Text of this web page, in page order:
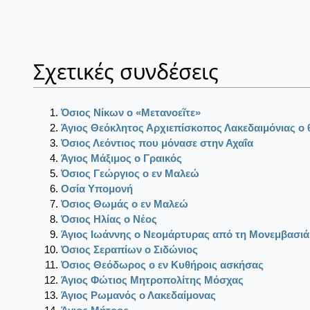
Σχετικές συνδέσεις
Όσιος Νίκων ο «Μετανοεῖτε»
Άγιος Θεόκλητος Αρχιεπίσκοπος Λακεδαιμόνιας ο
Όσιος Λεόντιος που μόνασε στην Αχαΐα
Άγιος Μάξιμος ο Γραικός
Όσιος Γεώργιος ο εν Μαλεώ
Οσία Υπομονή
Όσιος Θωμάς ο εν Μαλεώ
Όσιος Ηλίας ο Νέος
Άγιος Ιωάννης ο Νεομάρτυρας από τη Μονεμβασιά
Όσιος Σεραπίων ο Σιδώνιος
Όσιος Θεόδωρος ο εν Κυθήροις ασκήσας
Άγιος Φώτιος Μητροπολίτης Μόσχας
Άγιος Ρωμανός ο Λακεδαίμονας